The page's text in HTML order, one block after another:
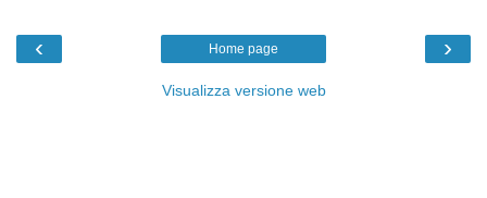
‹ ›
Home page
Visualizza versione web